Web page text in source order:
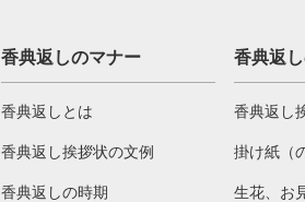
香典返しのマナー
香典返しとは
香典返し挨拶状の文例
香典返しの時期
香典返
香典返し
掛け紙（
生花、お